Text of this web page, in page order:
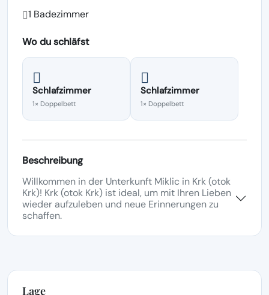
1 Badezimmer
Wo du schläfst
Schlafzimmer
1× Doppelbett
Schlafzimmer
1× Doppelbett
Beschreibung
Willkommen in der Unterkunft Miklic in Krk (otok
Krk)! Krk (otok Krk) ist ideal, um mit Ihren Lieben
wieder aufzuleben und neue Erinnerungen zu
schaffen.
Lage